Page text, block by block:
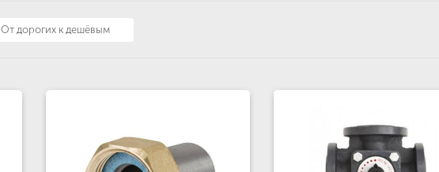
От дорогих к дешёвым